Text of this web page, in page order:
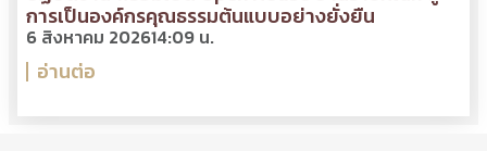
การเป็นองค์กรคุณธรรมต้นแบบอย่างยั่งยืน
6 สิงหาคม 202614:09 น.
อ่านต่อ